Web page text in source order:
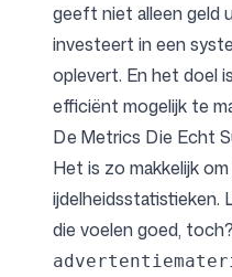
geeft niet alleen geld
investeert in een
oplevert. En het doel
efficiënt mogelijk te
De Metrics Die Echt
Het is zo makkelijk
ijdelheidsstatistieken.
die voelen goed,